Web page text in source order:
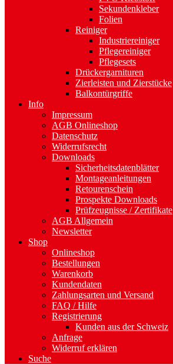
Sekundenkleber
Folien
Reiniger
Industriereiniger
Pflegereiniger
Pflegesets
Drückergarnituren
Zierleisten und Zierstücke
Balkontürgriffe
Info
Impressum
AGB Onlineshop
Datenschutz
Widerrufsrecht
Downloads
Sicherheitsdatenblätter
Montageanleitungen
Retourenschein
Prospekte Downloads
Prüfzeugnisse / Zertifikate
AGB Allgemein
Newsletter
Shop
Onlineshop
Bestellungen
Warenkorb
Kundendaten
Zahlungsarten und Versand
FAQ / Hilfe
Registrierung
Kunden aus der Schweiz
Anfrage
Widerruf erklären
Suche